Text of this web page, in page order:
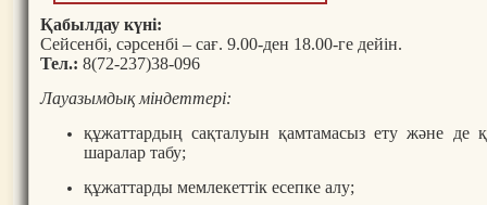
Қабылдау күні:
Сейсенбі, сәрсенбі – сағ. 9.00-ден 18.00-ге дейін.
Тел.: 8(72-237)38-096
Лауазымдық міндеттері:
құжаттардың сақталуын қамтамасыз ету және де
шаралар табу;
құжаттарды мемлекеттік есепке алу;